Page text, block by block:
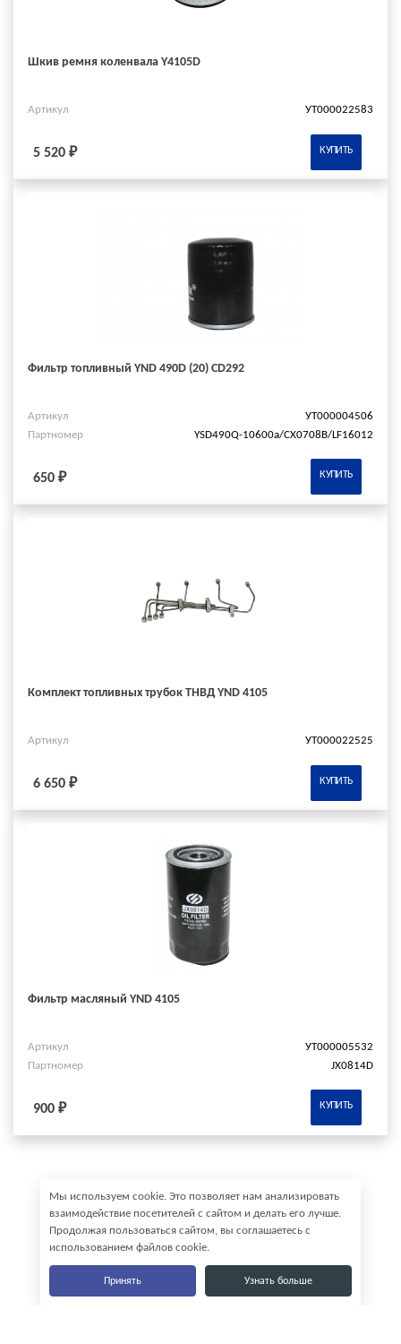
Шкив ремня коленвала Y4105D
Артикул УТ000022583
5 520 ₽ КУПИТЬ
Фильтр топливный YND 490D (20) CD292
Артикул
УТ000004506
Партномер
YSD490Q-10600a/СХ0708В/LF16012
650 ₽ КУПИТЬ
Комплект топливных трубок ТНВД YND 4105
Артикул УТ000022525
6 650 ₽ КУПИТЬ
Фильтр масляный YND 4105
Артикул
УТ000005532
Партномер
JX0814D
900 ₽ КУПИТЬ
Мы используем cookie. Это позволяет нам анализировать
взаимодействие посетителей с сайтом и делать его лучше.
Продолжая пользоваться сайтом, вы соглашаетесь с
использованием файлов cookie.
Принять Узнать больше